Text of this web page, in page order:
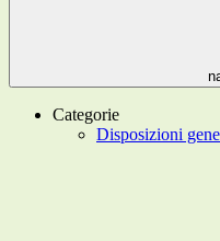
Categorie
Disposizioni